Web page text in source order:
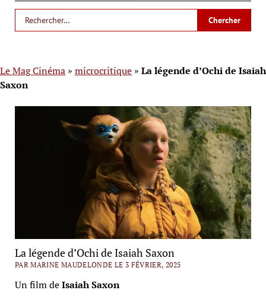
Le Mag Cinéma » microcritique » La légende d’Ochi de Isaiah
Saxon
La légende d’Ochi de Isaiah Saxon
PAR MARINE MAUDELONDE LE 3 FÉVRIER, 2025
Un film deIsaiah Saxon